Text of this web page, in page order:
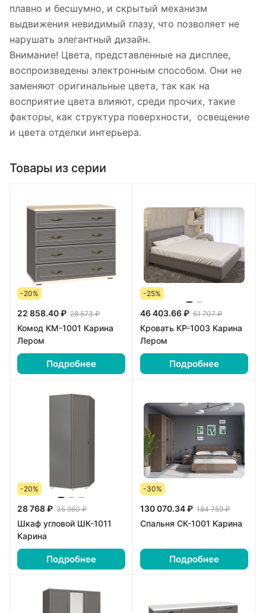
плавно и бесшумно, и скрытый механизм
выдвижения невидимый глазу, что позволяет не
нарушать элегантный дизайн.
Внимание! Цвета, представленные на дисплее,
воспроизведены электронным способом. Они не
заменяют оригинальные цвета, так как на
восприятие цвета влияют, среди прочих, такие
факторы, как структура поверхности, освещение
и цвета отделки интерьера.
Товары из серии
-20%
22 858.40 ₽ 28 573 ₽
Комод КМ-1001 Карина
Лером
Подробнее
-25%
46 403.66 ₽ 61 707 ₽
Кровать КР-1003 Карина
Лером
Подробнее
-20%
28 768 ₽ 35 960 ₽
Шкаф угловой ШК-1011
Карина
Подробнее
-30%
130 070.34 ₽ 184 759 ₽
Спальня СК-1001 Карина
Подробнее